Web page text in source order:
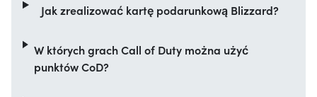
Jak zrealizować kartę podarunkową Blizzard?
W których grach Call of Duty można użyć
punktów CoD?